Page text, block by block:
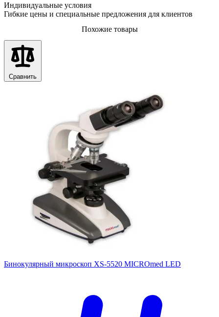
Индивидуальные условия
Гибкие цены и специальные предложения для клиентов
Похожие товары
Сравнить
Бинокулярный микроскоп XS-5520 MICROmed LED